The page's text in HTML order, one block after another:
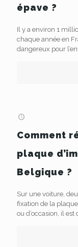
épave ?
Il y a environ 1
chaque année en
dangereux pour
Comment
plaque
Belgique ?
Sur une voiture,
fixation de la
ou d’occasion, il